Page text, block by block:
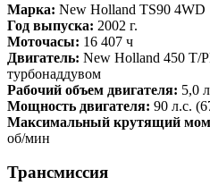
Марка: New Holland TS90 4WD
Год выпуска: 2002 г.
Моточасы: 16 407 ч
Двигатель: New Holland 450 T/
турбонаддувом
Рабочий объем двигателя: 5,0
Мощность двигателя: 90 л.с.
Максимальный крутящий
об/мин
Трансмиссия